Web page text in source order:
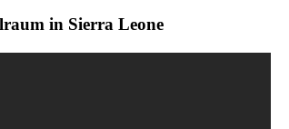
in Sierra Leone